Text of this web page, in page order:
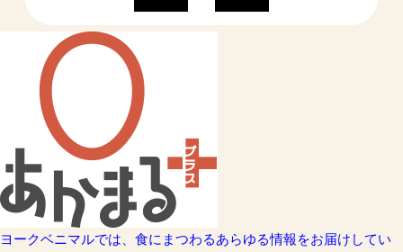
ヨークベニマルでは、食にまつわるあらゆる情報をお届けしてい